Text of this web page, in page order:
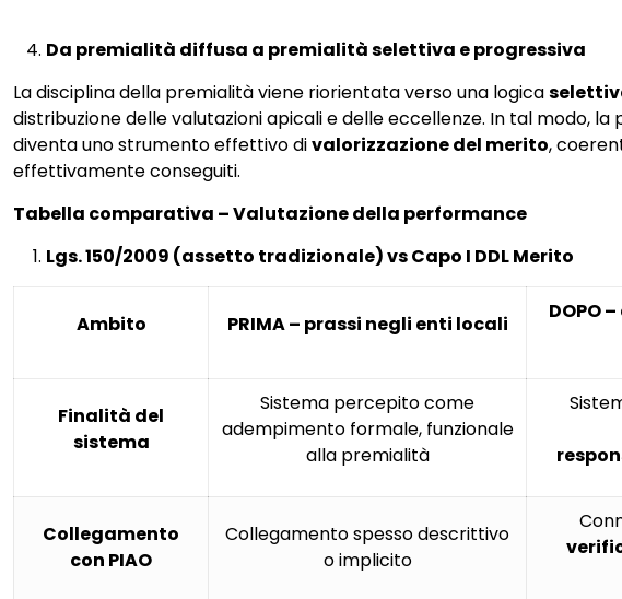
Da premialità diffusa a premialità selettiva e progressiva
La disciplina della premialità viene riorientata verso una logica
distribuzione delle valutazioni apicali e delle eccellenze. In tal modo,
diventa uno strumento effettivo divalorizzazione del merito,
effettivamente conseguiti.
Tabella comparativa – Valutazione della performance
Lgs. 150/2009 (assetto tradizionale) vs Capo I DDL Merito
Ambito PRIMA – prassi negli enti locali
DOPO
Finalità del
sistema
Sistema percepito come
adempimento formale, funzionale
alla premialità
Collegamento
con PIAO
Collegamento spesso descrittivo
o implicito